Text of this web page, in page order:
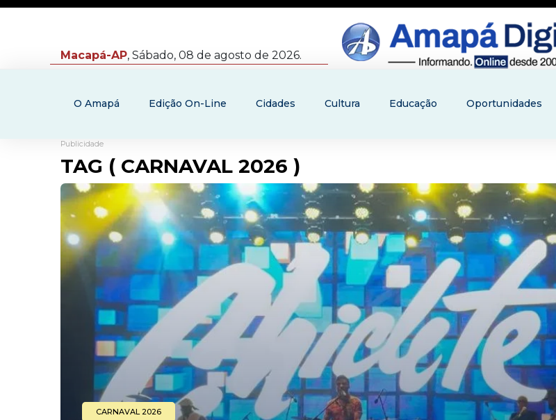
Macapá-AP, Sábado, 08 de agosto de 2026.
O Amapá Edição On-Line Cidades Cultura Educação Oportunidades
Publicidade
TAG ( CARNAVAL 2026 )
CARNAVAL 2026